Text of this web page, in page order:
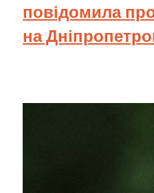
повідомила
на